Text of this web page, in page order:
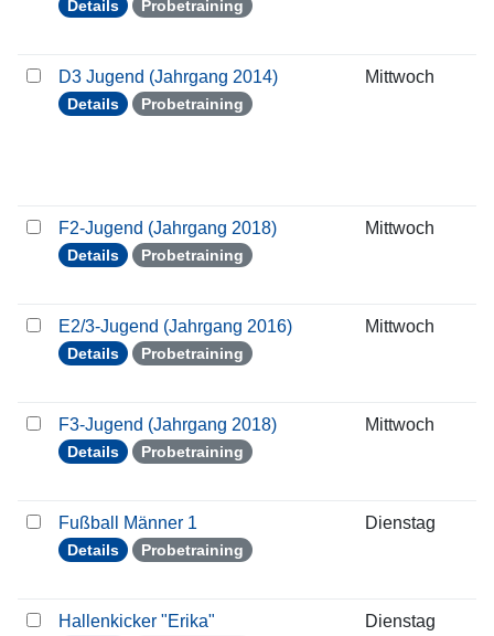
Details Probetraining
D3 Jugend (Jahrgang 2014)
Details Probetraining
Mittwoch
F2-Jugend (Jahrgang 2018)
Details Probetraining
Mittwoch
E2/3-Jugend (Jahrgang 2016)
Details Probetraining
Mittwoch
F3-Jugend (Jahrgang 2018)
Details Probetraining
Mittwoch
Fußball Männer 1
Details Probetraining
Dienstag
Hallenkicker "Erika" Dienstag